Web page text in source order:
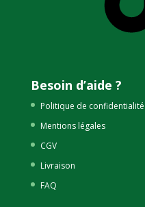
Besoin d’aide ?
Politique de confidentialité
Mentions légales
CGV
Livraison
FAQ